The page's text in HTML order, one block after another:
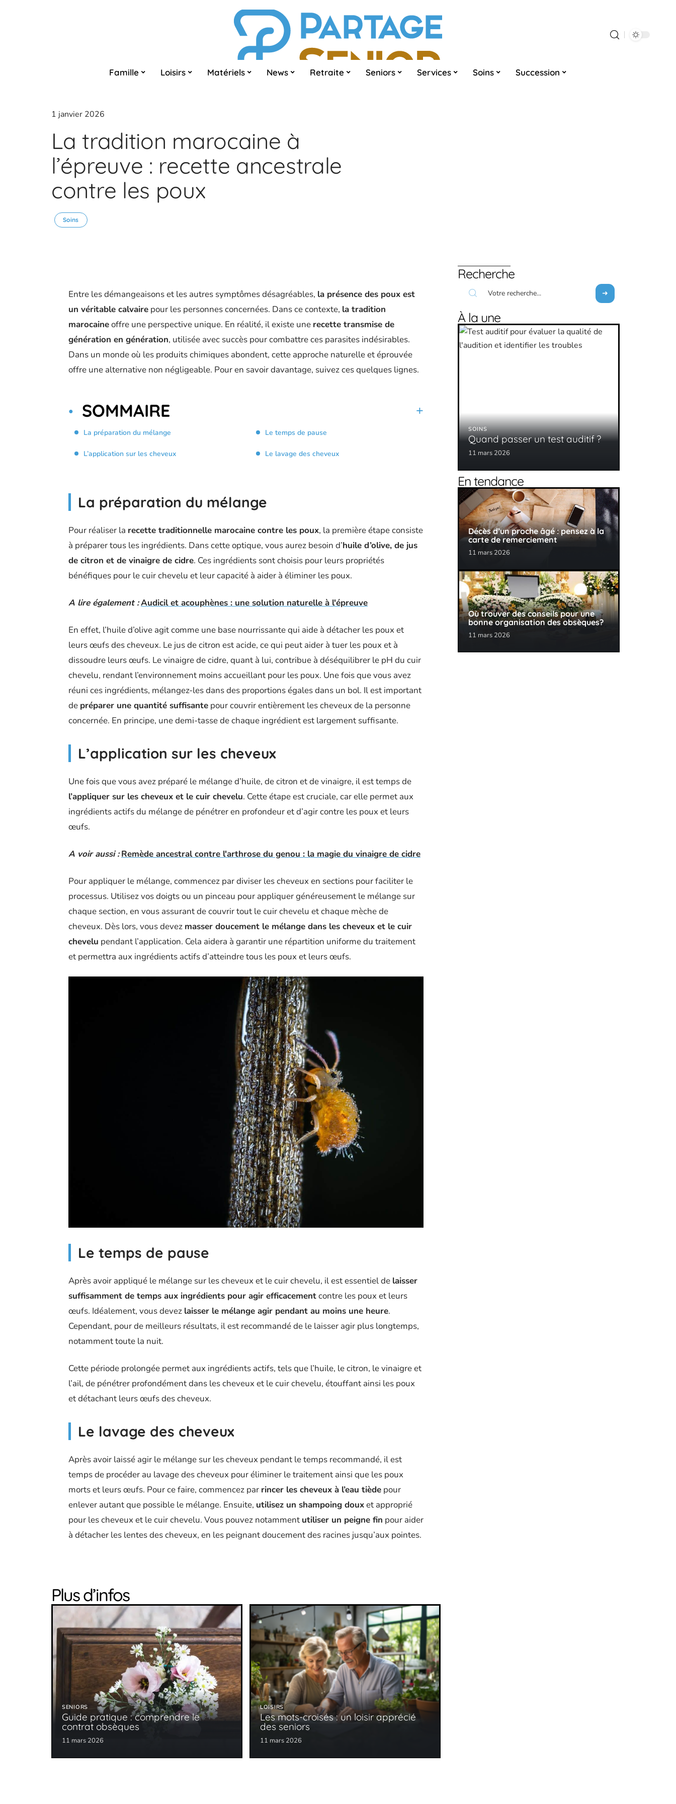
Famille Loisirs Matériels News Retraite Seniors Services Soins Succession
1 janvier 2026
La tradition marocaine à
l’épreuve : recette ancestrale
contre les poux
Soins
Entre les démangeaisons et les autres symptômes désagréables, la présence des poux est
un véritable calvaire pour les personnes concernées. Dans ce contexte, la tradition
marocaineoffre une perspective unique. En réalité, il existe une recette transmise de
génération en génération, utilisée avec succès pour combattre ces parasites indésirables.
Dans un monde où les produits chimiques abondent, cette approche naturelle et éprouvée
offre une alternative non négligeable. Pour en savoir davantage, suivez ces quelques lignes.
SOMMAIRE
La préparation du mélange
L’application sur les cheveux
Le temps de pause
Le lavage des cheveux
La préparation du mélange
Pour réaliser la recette traditionnelle marocaine contre les poux, la première étape consiste
à préparer tous les ingrédients. Dans cette optique, vous aurez besoin d’huile d’olive, de jus
de citron et de vinaigre de cidre. Ces ingrédients sont choisis pour leurs propriétés
bénéfiques pour le cuir chevelu et leur capacité à aider à éliminer les poux.
A lire également :Audicil et acouphènes : une solution naturelle à l'épreuve
En effet, l’huile d’olive agit comme une base nourrissante qui aide à détacher les poux et
leurs œufs des cheveux. Le jus de citron est acide, ce qui peut aider à tuer les poux et à
dissoudre leurs œufs. Le vinaigre de cidre, quant à lui, contribue à déséquilibrer le pH du cuir
chevelu, rendant l’environnement moins accueillant pour les poux. Une fois que vous avez
réuni ces ingrédients, mélangez-les dans des proportions égales dans un bol. Il est important
de préparer une quantité suffisante pour couvrir entièrement les cheveux de la personne
concernée. En principe, une demi-tasse de chaque ingrédient est largement suffisante.
L’application sur les cheveux
Une fois que vous avez préparé le mélange d’huile, de citron et de vinaigre, il est temps de
l’appliquer sur les cheveux et le cuir chevelu. Cette étape est cruciale, car elle permet aux
ingrédients actifs du mélange de pénétrer en profondeur et d’agir contre les poux et leurs
œufs.
A voir aussi : Remède ancestral contre l'arthrose du genou : la magie du vinaigre de cidre
Pour appliquer le mélange, commencez par diviser les cheveux en sections pour faciliter le
processus. Utilisez vos doigts ou un pinceau pour appliquer généreusement le mélange sur
chaque section, en vous assurant de couvrir tout le cuir chevelu et chaque mèche de
cheveux. Dès lors, vous devez masser doucement le mélange dans les cheveux et le cuir
chevelu pendant l’application. Cela aidera à garantir une répartition uniforme du traitement
et permettra aux ingrédients actifs d’atteindre tous les poux et leurs œufs.
Le temps de pause
Après avoir appliqué le mélange sur les cheveux et le cuir chevelu, il est essentiel de laisser
suffisamment de temps aux ingrédients pour agir efficacementcontre les poux et leurs
œufs. Idéalement, vous devez laisser le mélange agir pendant au moins une heure.
Cependant, pour de meilleurs résultats, il est recommandé de le laisser agir plus longtemps,
notamment toute la nuit.
Cette période prolongée permet aux ingrédients actifs, tels que l’huile, le citron, le vinaigre et
l’ail, de pénétrer profondément dans les cheveux et le cuir chevelu, étouffant ainsi les poux
et détachant leurs œufs des cheveux.
Le lavage des cheveux
Après avoir laissé agir le mélange sur les cheveux pendant le temps recommandé, il est
temps de procéder au lavage des cheveux pour éliminer le traitement ainsi que les poux
morts et leurs œufs. Pour ce faire, commencez par rincer les cheveux à l’eau tiède pour
enlever autant que possible le mélange. Ensuite, utilisez un shampoing douxet approprié
pour les cheveux et le cuir chevelu. Vous pouvez notamment utiliser un peigne fin pour aider
à détacher les lentes des cheveux, en les peignant doucement des racines jusqu’aux pointes.
Plus d’infos
SENIORS
Guide pratique : comprendre le
contrat obsèques
11 mars 2026
LOISIRS
Les mots-croisés : un loisir apprécié
des seniors
11 mars 2026
Recherche
À la une
SOINS
Quand passer un test auditif ?
11 mars 2026
En tendance
Décès d’un proche âgé : pensez à la
carte de remerciement
11 mars 2026
Où trouver des conseils pour une
bonne organisation des obsèques?
11 mars 2026